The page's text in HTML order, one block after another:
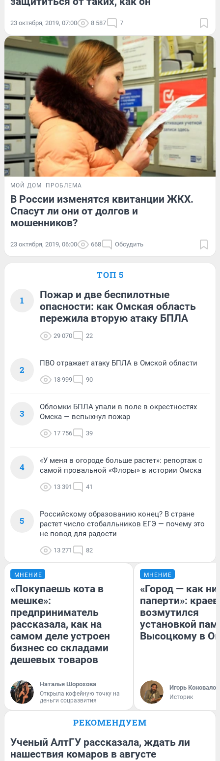
23 октября, 2019, 07:00 8 587 7
МОЙ ДОМ ПРОБЛЕМА
В России изменятся квитанции ЖКХ.
Спасут ли они от долгов и
мошенников?
23 октября, 2019, 06:00 668 Обсудить
ТОП 5
1
Пожар и две беспилотные
опасности: как Омская область
пережила вторую атаку БПЛА
29 070 22
2
ПВО отражает атаку БПЛА в Омской области
18 999 90
3
Обломки БПЛА упали в поле в окрестностях
Омска — вспыхнул пожар
17 756 39
4
«У меня в огороде больше растет»: репортаж с
самой провальной «Флоры» в истории Омска
13 391 41
5
Российскому образованию конец? В стране
растет число стобалльников ЕГЭ — почему это
не повод для радости
13 271 82
МНЕНИЕ
«Покупаешь кота в
мешке»:
предприниматель
рассказала, как на
самом деле устроен
бизнес со складами
дешевых товаров
Наталья Шорохова
Открыла кофейную точку на
деньги соцразвития
МНЕНИЕ
«Город — как
паперти»:
возмутился
установкой
Высоцкому в
Игорь Коновалов
Историк
РЕКОМЕНДУЕМ
Ученый АлтГУ рассказала, ждать ли
нашествия комаров в августе